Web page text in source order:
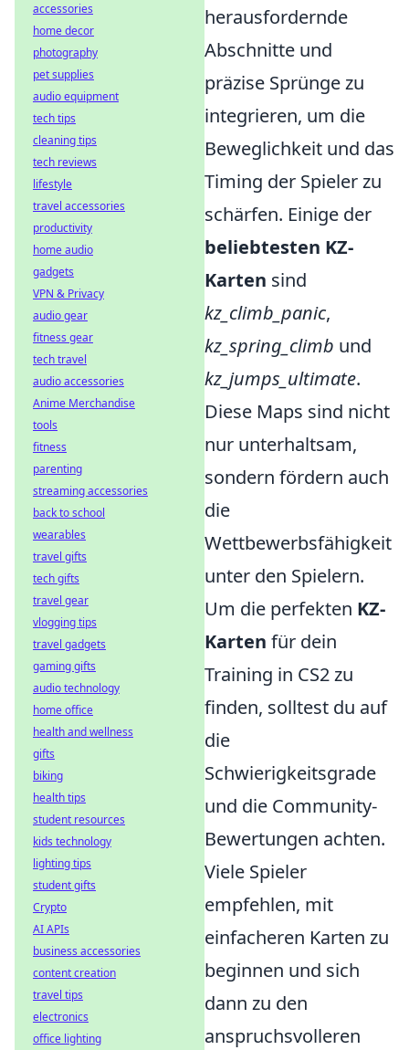
herausfordernde
Abschnitte und
präzise Sprünge zu
integrieren, um die
Beweglichkeit und das
Timing der Spieler zu
schärfen. Einige der
beliebtesten KZ-
Karten sind
kz_climb_panic,
kz_spring_climb und
kz_jumps_ultimate.
Diese Maps sind nicht
nur unterhaltsam,
sondern fördern auch
die
Wettbewerbsfähigkeit
unter den Spielern.
Um die perfekten KZ-
Karten für dein
Training in CS2 zu
finden, solltest du auf
die
Schwierigkeitsgrade
und die Community-
Bewertungen achten.
Viele Spieler
empfehlen, mit
einfacheren Karten zu
beginnen und sich
dann zu den
anspruchsvolleren
accessories
home decor
photography
pet supplies
audio equipment
tech tips
cleaning tips
tech reviews
lifestyle
travel accessories
productivity
home audio
gadgets
VPN & Privacy
audio gear
fitness gear
tech travel
audio accessories
Anime Merchandise
tools
fitness
parenting
streaming accessories
back to school
wearables
travel gifts
tech gifts
travel gear
vlogging tips
travel gadgets
gaming gifts
audio technology
home office
health and wellness
gifts
biking
health tips
student resources
kids technology
lighting tips
student gifts
Crypto
AI APIs
business accessories
content creation
travel tips
electronics
office lighting